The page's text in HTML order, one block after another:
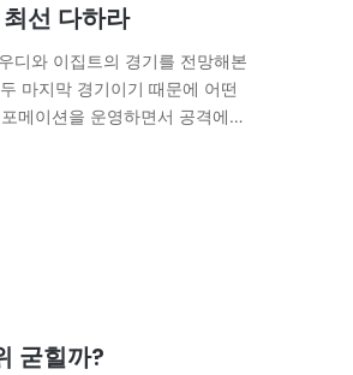
선 다하라
디와 이집트의 경기를 전망해본
마지막 경기이기 때문에 어떤
메이션을 운영하면서 공격에
굳힐까?